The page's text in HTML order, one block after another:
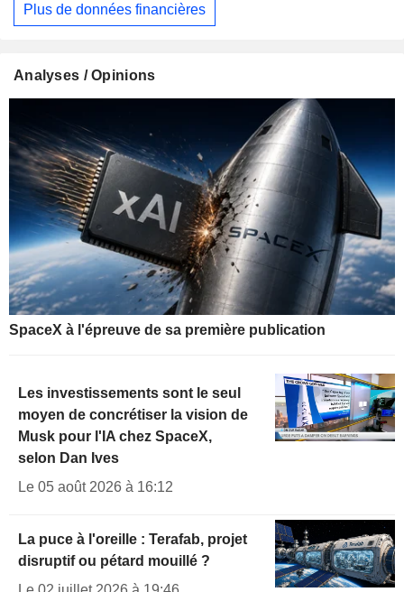
Plus de données financières
Analyses / Opinions
SpaceX à l'épreuve de sa première publication
Les investissements sont le seul
moyen de concrétiser la vision de
Musk pour l'IA chez SpaceX,
selon Dan Ives
Le 05 août 2026 à 16:12
La puce à l'oreille : Terafab, projet
disruptif ou pétard mouillé ?